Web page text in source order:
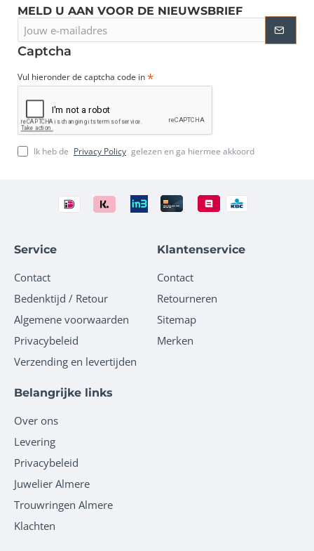
MELD U AAN VOOR DE NIEUWSBRIEF
e-
mailadres
Captcha
Vul hieronder de captcha code in
Ik heb de Privacy Policy gelezen en ga hiermee akkoord
Service
Contact
Bedenktijd / Retour
Algemene voorwaarden
Privacybeleid
Verzending en levertijden
Klantenservice
Contact
Retourneren
Sitemap
Merken
Belangrijke links
Over ons
Levering
Privacybeleid
Juwelier Almere
Trouwringen Almere
Klachten